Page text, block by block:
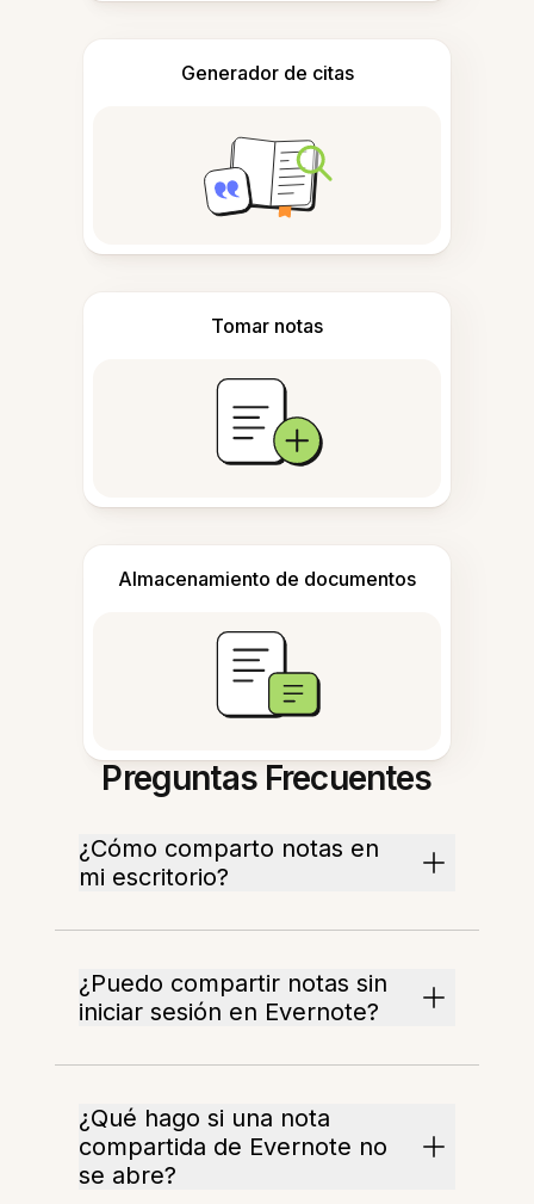
Generador de citas
Tomar notas
Almacenamiento de documentos
Preguntas Frecuentes
¿Cómo comparto notas en
mi escritorio?
¿Puedo compartir notas sin
iniciar sesión en Evernote?
¿Qué hago si una nota
compartida de Evernote no
se abre?